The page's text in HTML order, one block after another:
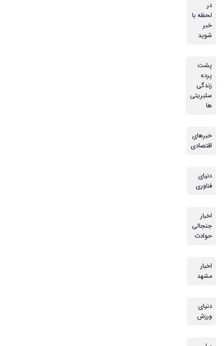
در
لحظه با
خبر
شوید
پشت
پرده
زندگی
سلبریتی
ها
خبرهای
اقتصادی
دنیای
فناوری
اخبار
جنجالی
حوادث
اخبار
مشهد
دنیای
ورزش